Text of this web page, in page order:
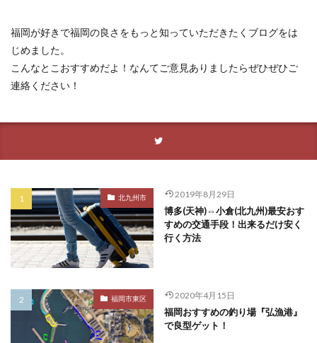
福岡が好きで福岡の良さをもっと知っていただきたくブログをは
じめました。
こんなとこおすすめだよ！なんてご意見ありましたらぜひぜひご
連絡ください！
北九州市 2019年8月29日
博多(天神)⇔小倉(北九州)最安おす
すめの交通手段！出来るだけ安く
行く方法
福岡市東区 2020年4月15日
福岡おすすめの釣り場『弘漁港』
で良型ゲット！